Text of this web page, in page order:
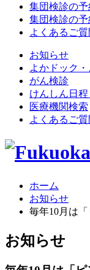
集団検診の予
集団検診の予
よくあるご質
お知らせ
よかドック
がん検診
けんしん日程
医療機関検索
よくあるご質
ホーム
お知らせ
毎年10月は
お知らせ